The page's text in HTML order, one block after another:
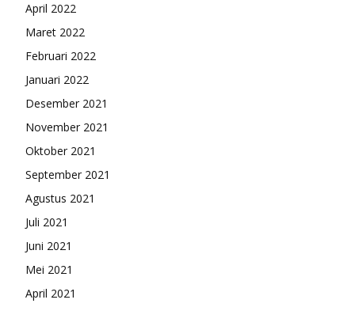
April 2022
Maret 2022
Februari 2022
Januari 2022
Desember 2021
November 2021
Oktober 2021
September 2021
Agustus 2021
Juli 2021
Juni 2021
Mei 2021
April 2021